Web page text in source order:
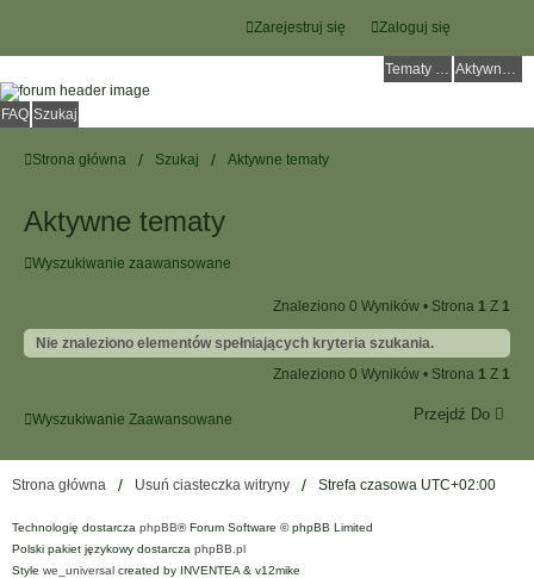
Zaloguj się
Zarejestruj się
Tematy bez odpowiedzi Aktywne tematy
FAQ Szukaj
Strona główna Szukaj Aktywne tematy
Aktywne tematy
Wyszukiwanie zaawansowane
Znaleziono 0 Wyników • Strona 1 Z 1
Nie znaleziono elementów spełniających kryteria szukania.
Znaleziono 0 Wyników • Strona 1 Z 1
Wyszukiwanie Zaawansowane Przejdź Do
Strona główna Usuń ciasteczka witryny Strefa czasowa UTC+02:00
Technologię dostarcza phpBB® Forum Software © phpBB Limited
Polski pakiet językowy dostarcza phpBB.pl
Style we_universal created by INVENTEA & v12mike